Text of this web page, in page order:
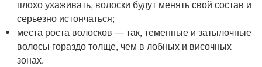
плохо ухаживать, волоски будут менять свой состав и
серьезно истончаться;
места роста волосков — так, теменные и затылочные
волосы гораздо толще, чем в лобных и височных
зонах.